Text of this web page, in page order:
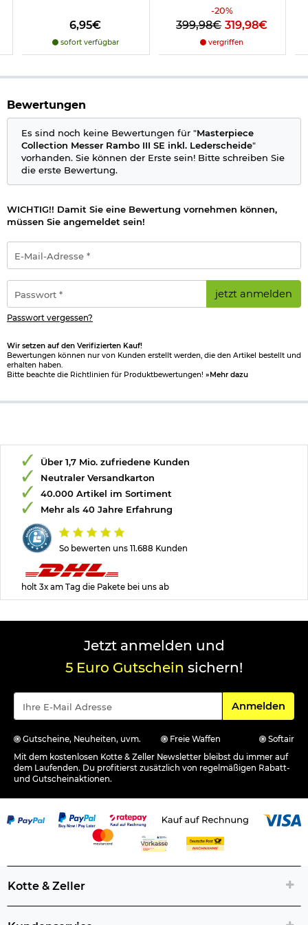
Farbe Griff: braun/silber
Wichtige waffenrechtliche Informationen: Artikel frei ab 18
Jahren - Dieser Artikel kann nur versendet werden, wenn Sie
uns einenAltersnachweis zusenden, sofern uns dieser noch
nicht vorliegt. (bitte den Link:
6,95€
sofort verfügbar
-20%
399,98€ 319,98€
vergriffen
Bewertungen
Es sind noch keine Bewertungen für "Masterpiece
Collection Messer Rambo III SE inkl. Lederscheide"
vorhanden. Sie können der Erste sein! Bitte schreiben Sie
die erste Bewertung.
WICHTIG!! Damit Sie eine Bewertung vornehmen können,
müssen Sie angemeldet sein!
Mail-
Adresse
*
jetzt anmelden
Passwort vergessen?
Wir setzen auf den Verifizierten Kauf!
Bewertungen können nur von Kunden erstellt werden, die den Artikel bestellt und
erhalten haben.
Bitte beachte die Richtlinien für Produktbewertungen! »Mehr dazu
So bewerten uns 11.688 Kunden
Über 1,7 Mio. zufriedene Kunden
Neutraler Versandkarton
40.000 Artikel im Sortiment
Mehr als 40 Jahre Erfahrung
holt 3x am Tag die Pakete bei uns ab
Jetzt anmelden und
5 Euro Gutschein sichern!
Für den
Anmelden
Gutscheine, Neuheiten, uvm. Freie Waffen
Softair
Mit dem kostenlosen Kotte & Zeller Newsletter bleibst du immer auf
dem Laufenden. Du profitierst zusätzlich von regelmäßigen Rabatt-
und Gutscheinaktionen.
Kotte & Zeller